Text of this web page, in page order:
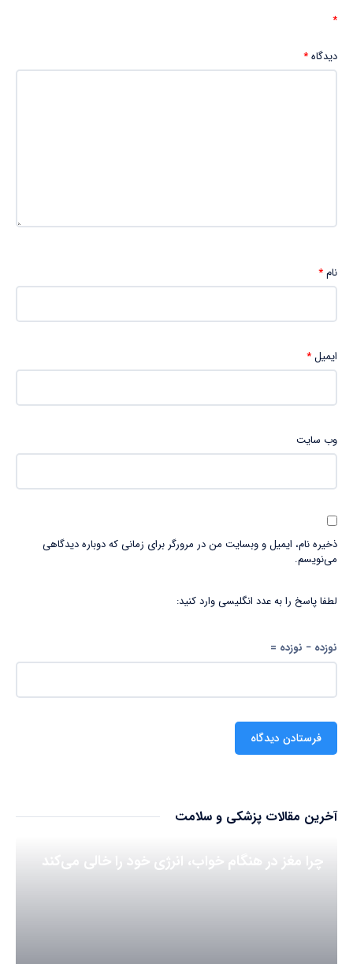
*
دیدگاه*
نام*
ایمیل*
وب‌ سایت
ذخیره نام، ایمیل و وبسایت من در مرورگر برای زمانی که دوباره دیدگاهی
می‌نویسم.
لطفا پاسخ را به عدد انگلیسی وارد کنید:
نوزده − نوزده =
آخرین مقالات پزشکی و سلامت
چرا مغز در هنگام خواب، انرژی خود را خالی می‌کند